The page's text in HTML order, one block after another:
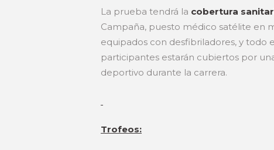
La prueba tendrá la cobertura
Campaña, puesto médico satélite en
equipados con desfibriladores, y todo
participantes estarán cubiertos por
deportivo durante la carrera.
Trofeos: